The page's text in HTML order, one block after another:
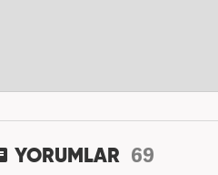
YORUMLAR 69